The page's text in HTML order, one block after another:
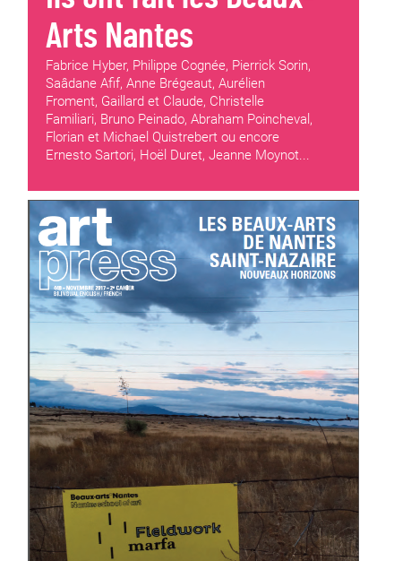
Arts Nantes
Fabrice Hyber, Philippe Cognée, Pierrick Sorin,
Saâdane Afif, Anne Brégeaut, Aurélien
Froment, Gaillard et Claude, Christelle
Familiari, Bruno Peinado, Abraham Poincheval,
Florian et Michael Quistrebert ou encore
Ernesto Sartori, Hoël Duret, Jeanne Moynot...